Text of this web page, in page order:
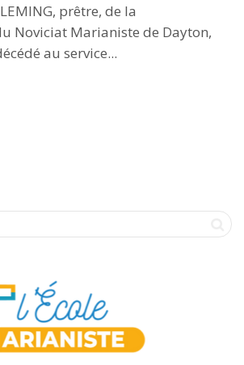
prêtre, de la
Noviciat Marianiste de Dayton,
au service...